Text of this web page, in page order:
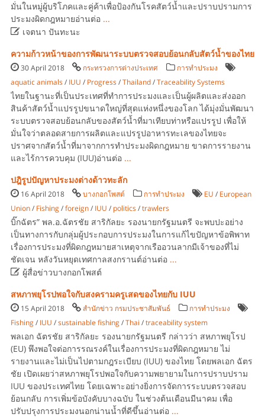
มั่นในหมู่ผู้บริโภคและคู่ค้าเพื่อป้องกันโรคสัตว์น้ำและปราบปรามการ
ประมงผิดกฎหมายอ่านต่อ ...
เจตนา ปันทะนะ
ความก้าวหน้าของการพัฒนาระบบตรวจสอบย้อนกลับสัตว์น้ำของไทย
30 April 2018 กระทรวงการต่างประเทศ
การทำประมง
aquatic animals/ IUU / Progress/Thailand/Traceability Systems
ไทยในฐานะที่เป็นประเทศที่ทำการประมงและเป็นผู้ผลิตและส่งออก
สินค้าสัตว์น้ำแปรรูปขนาดใหญ่ที่สุดแห่งหนึ่งของโลก ได้มุ่งมั่นพัฒนา
ระบบตรวจสอบย้อนกลับของสัตว์น้ำที่มาเทียบท่าหรือแปรรูป เพื่อให้
มั่นใจว่าตลอดสายการผลิตและแปรรูปอาหารทะเลของไทยจะ
ปราศจากสัตว์น้ำที่มาจากการทำประมงผิดกฎหมาย ขาดการรายงาน
และไร้การควบคุม (IUU)อ่านต่อ ...
ปฎิรูปปัญหาประมงต่างด้าวทะลัก
16 April 2018 บางกอกโพสต์ การทำประมง EU / European
Union/ Fishing/foreign/ IUU / politics/trawlers
บิ๊กฉัตร” พล.อ.ฉัตรชัย สาริกัลยะ รองนายกรัฐมนตรี จะพบปะอย่าง
เป็นทางการกับกลุ่มผู้ประกอบการประมงในการแก้ไขปัญหาข้อพิพาท
เรื่องการประมงที่ผิดกฎหมายสาเหตุจากเรืออวนลากมีเจ้าของที่ไม่
ชัดเจน หลังวันหยุดเทศกาลสงกรานต์อ่านต่อ ...
ผู้สื่อข่าวบางกอกโพสต์
สหภาพยุโรปพอใจกับสงครามครูเสดของไทยกับ IUU
15 April 2018 สำนักข่าว กรมประชาสัมพันธ์
การทำประมง
Fishing/ IUU /sustainable fishing/Thai /traceability system
พลเอก ฉัตรชัย สาริกัลยะ รองนายกรัฐมนตรี กล่าวว่า สหภาพยุโรป
(EU) พึงพอใจต่อการรณรงค์ในเรื่องการประมงที่ผิดกฎหมาย ไม่
รายงานและไม่เป็นไปตามกฎระเบียบ (IUU) ของไทย โดยพลเอก ฉัตร
ชัย เปิดเผยว่าสหภาพยุโรปพอใจกับความพยายามในการปราบปราม
IUU ของประเทศไทย โดยเฉพาะอย่างยิ่งการจัดการระบบตรวจสอบ
ย้อนกลับ การเพิ่มข้อบังคับบางฉบับ ในช่วงต้นเดือนมีนาคม เพื่อ
ปรับปรุงการประมงนอกน่านน้ำที่ดีขึ้นอ่านต่อ ...